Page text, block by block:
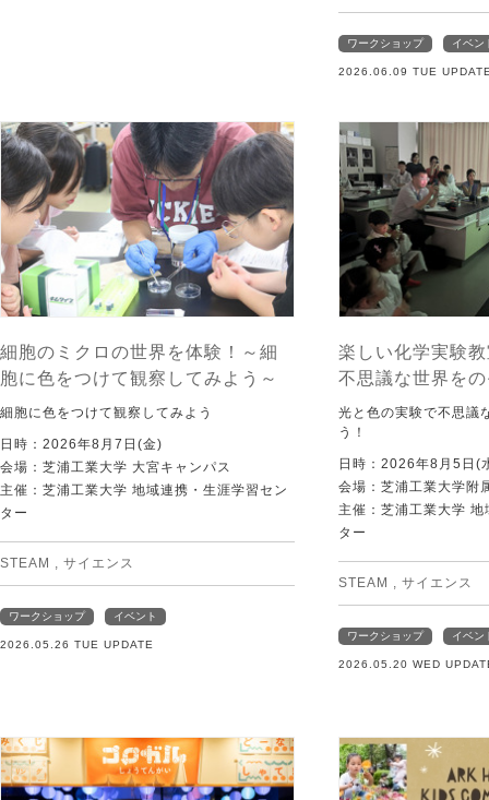
ワークショップ イベン
2026.06.09 TUE
細胞のミクロの世界を体験！～細
胞に色をつけて観察してみよう～
細胞に色をつけて観察してみよう
日時：2026年8月7日(金)
会場：芝浦工業大学 大宮キャンパス
主催：芝浦工業大学 地域連携・生涯学習セン
ター
STEAM , サイエンス
ワークショップ イベント
2026.05.26 TUE UPDATE
楽しい化学実験
不思議な世界を
光と色の実験で不思議
う！
日時：2026年8月5日(
会場：芝浦工業大学附
主催：芝浦工業大学
ター
STEAM , サイエンス
ワークショップ イベン
2026.05.20 WED